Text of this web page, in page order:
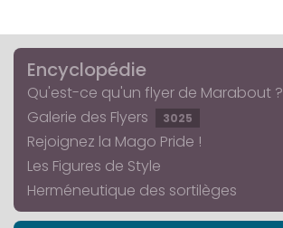
Encyclopédie
Qu'est-ce qu'un flyer de Marabout ?
Galerie des Flyers
3025
Rejoignez la Mago Pride !
Les Figures de Style
Herméneutique des sortilèges